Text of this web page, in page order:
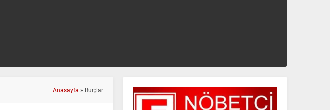
Anasayfa » Burçlar